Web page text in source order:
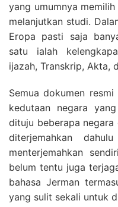
yang umumnya
melanjutkan studi.
Eropa pasti saja
satu ialah
ijazah, Transkrip, Akta,
Semua dokumen
kedutaan negara
dituju beberapa
diterjemahkan
menterjemahkan
belum tentu juga
bahasa Jerman
yang sulit sekali untuk